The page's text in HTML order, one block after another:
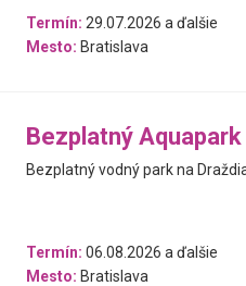
Termín: 29.07.2026 a ďalšie
Mesto: Bratislava
Bezplatný Aquapark
Bezplatný vodný park na
Termín: 06.08.2026 a ďalšie
Mesto: Bratislava